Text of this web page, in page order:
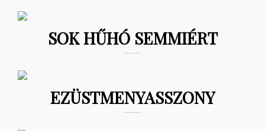
SOK HŰHÓ SEMMIÉRT
EZÜSTMENYASSZONY